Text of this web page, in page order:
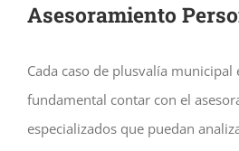
Asesoramiento
Cada caso de plusvalía
fundamental contar con el
especializados que puedan